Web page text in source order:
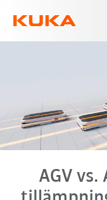
Jämförelse mellan AGV
AGV vs.